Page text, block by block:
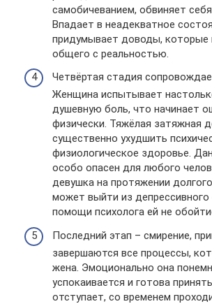
самобичеванием, обвиняет
Впадает в неадекватное
придумывает доводы, которые
общего с реальностью.
Четвёртая стадия
Женщина испытывает
душевную боль, что начинает
физически. Тяжёлая затяжная
существенно ухудшить
физиологическое здоровье.
особо опасен для любого
девушка на протяжении
может выйти из депрессивного
помощи психолога ей не
Последний этап – смирение,
завершаются все процессы,
жена. Эмоционально она
успокаивается и готова
отступает, со временем